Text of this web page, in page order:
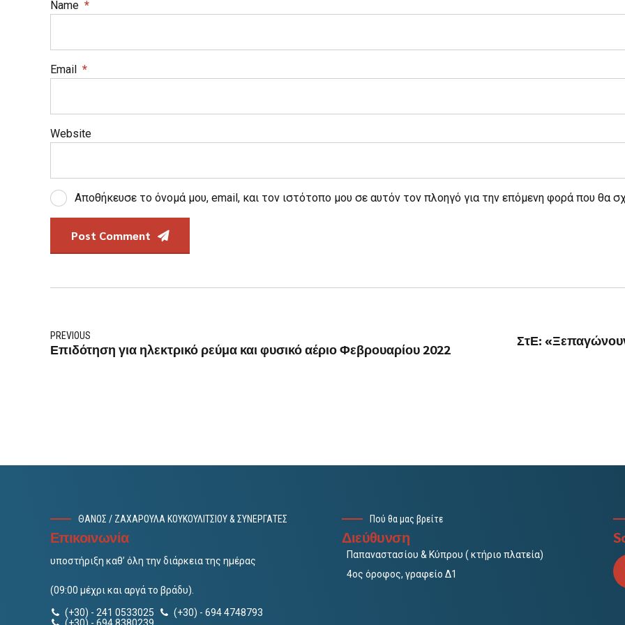
Name *
Email *
Website
Αποθήκευσε το όνομά μου, email, και τον ιστότοπο μου σε αυτόν τον πλοηγό για την επόμενη φορά που θα
Post Comment
PREVIOUS
Επιδότηση για ηλεκτρικό ρεύμα και φυσικό αέριο Φεβρουαρίου 2022
ΣτΕ:
ΘΑΝΟΣ / ΖΑΧΑΡΟΥΛΑ ΚΟΥΚΟΥΛΙΤΣΙΟΥ & ΣΥΝΕΡΓΑΤΕΣ
Επικοινωνία
υποστήριξη καθ’ όλη την διάρκεια της ημέρας
(09:00 μέχρι και αργά το βράδυ).
(+30) - 241 0533025
(+30) - 694 4748793
(+30) - 694 8380239
Πού θα μας βρείτε
Διεύθυνση
Παπαναστασίου & Κύπρου ( κτήριο πλατεία)
4ος όροφος, γραφείο Δ1